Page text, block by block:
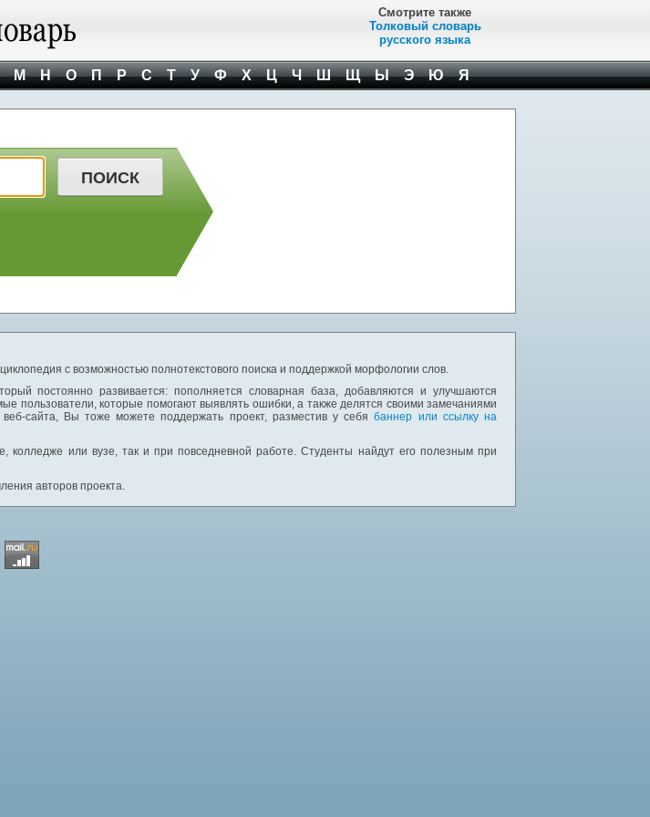
Смотрите также
Толковый словарь
русского языка
М Н О П Р С Т У Ф Х Ц Ч Ш Щ Ы Э Ю Я
с возможностью полнотекстового поиска и поддержкой морфологии слов.
постоянно развивается: пополняется словарная база, добавляются и улучшаются
пользователи, которые помогают выявлять ошибки, а также делятся своими замечаниями
сайта, Вы тоже можете поддержать проект, разместив у себябаннер или ссылку на
колледже или вузе, так и при повседневной работе. Студенты найдут его полезным при
авторов проекта.